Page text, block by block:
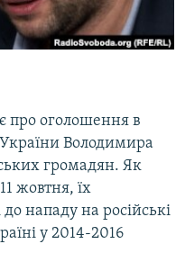
про оголошення в
Володимира
громадян. Як
жовтня, їх
нападу на російські
у 2014-2016